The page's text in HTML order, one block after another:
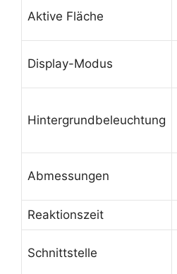
Aktive Fläche
Display-Modus
Hintergrundbeleuchtung
Abmessungen
Reaktionszeit
Schnittstelle